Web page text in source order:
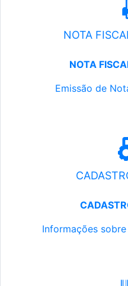
NOTA
NOTA
Emissão de
Informações